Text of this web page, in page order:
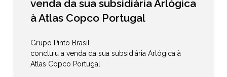
venda da sua subsidiária Arlógica
à Atlas Copco Portugal
Grupo Pinto Brasil
concluiu a venda da sua subsidiária Arlógica à
Atlas Copco Portugal